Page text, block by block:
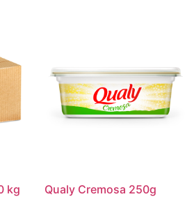
kg Qualy Cremosa 250g